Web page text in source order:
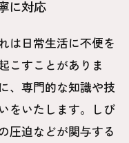
に対応
は日常生活に不便を
こすことがありま
、専門的な知識や技
をいたします。しび
圧迫などが関与する